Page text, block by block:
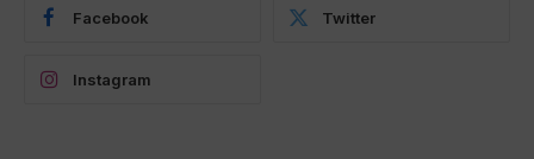
Facebook Twitter
Instagram